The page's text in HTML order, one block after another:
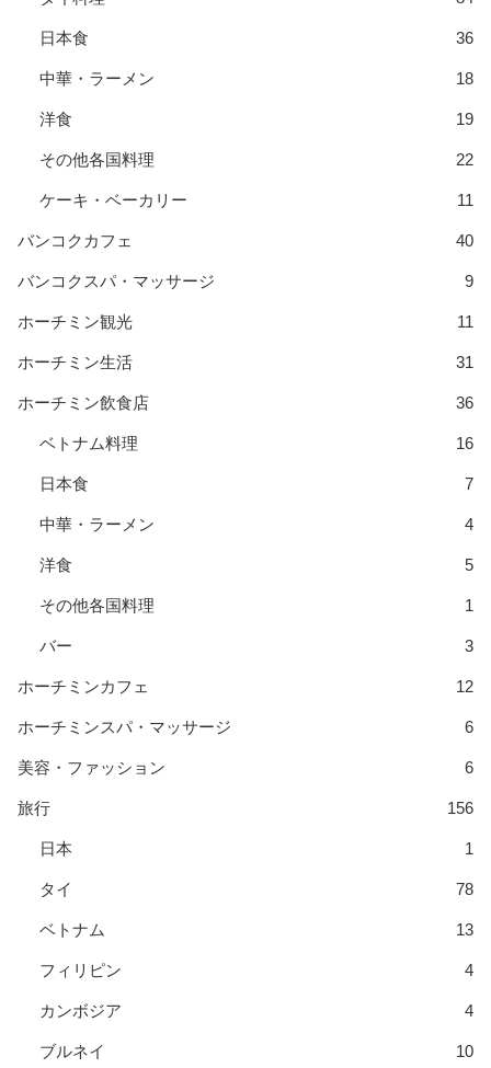
日本食 36
中華・ラーメン 18
洋食 19
その他各国料理 22
ケーキ・ベーカリー 11
バンコクカフェ 40
バンコクスパ・マッサージ 9
ホーチミン観光 11
ホーチミン生活 31
ホーチミン飲食店 36
ベトナム料理 16
日本食 7
中華・ラーメン 4
洋食 5
その他各国料理 1
バー 3
ホーチミンカフェ 12
ホーチミンスパ・マッサージ 6
美容・ファッション 6
旅行 156
日本 1
タイ 78
ベトナム 13
フィリピン 4
カンボジア 4
ブルネイ 10